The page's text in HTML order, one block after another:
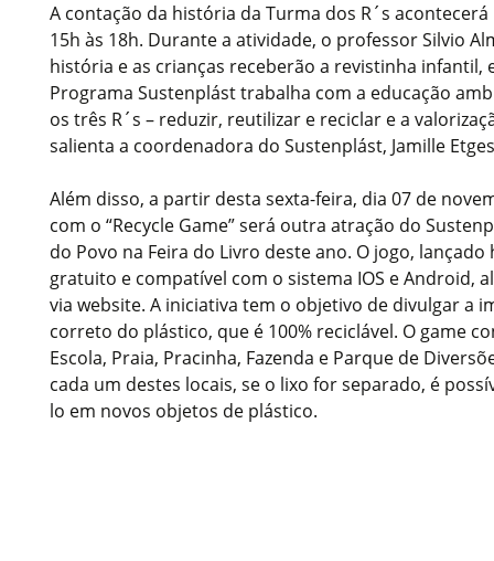
A contação da história da Turma dos R´s
15h às 18h. Durante a atividade, o professor Silvio
história e as crianças receberão a revistinha infantil,
Programa Sustenplást trabalha com a educação
os três R´s – reduzir, reutilizar e reciclar e a
salienta a coordenadora do Sustenplást, Jamille
Além disso, a partir desta sexta-feira, dia 07 de
com o “Recycle Game” será outra atração do
do Povo na Feira do Livro deste ano. O jogo, lançado
gratuito e compatível com o sistema IOS e Android,
via website. A iniciativa tem o objetivo de divulgar a
correto do plástico, que é 100% reciclável. O game
Escola, Praia, Pracinha, Fazenda e Parque de
cada um destes locais, se o lixo for separado, é
lo em novos objetos de plástico.